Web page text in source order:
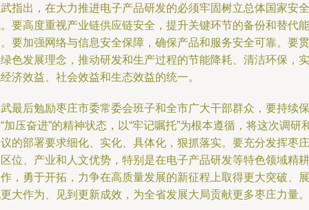
指出，在大力推进电子产品研发的必须牢固树立总体国家安全
要高度重视产业链供应链安全，提升关键环节的备份和替代能
要加强网络与信息安全保障，确保产品和服务安全可靠。要贯
色发展理念，推动研发和生产过程的节能降耗、清洁环保，实
济效益、社会效益和生态效益的统一。
最后勉励枣庄市委常委会班子和全市广大干部群众，要持续保
加压奋进”的精神状态，以“牢记嘱托”为根本遵循，将这次调研
的部署要求细化、实化、具体化，狠抓落实。要充分发挥枣庄
位、产业和人文优势，特别是在电子产品研发等特色领域精耕
，勇于开拓，力争在高质量发展的新征程上取得更大突破、展
大作为、见到更新成效，为全省发展大局贡献更多枣庄力量。